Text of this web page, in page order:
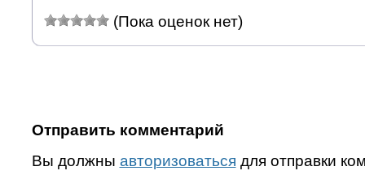
(Пока оценок нет)
Отправить комментарий
Вы должны авторизоваться для отправки